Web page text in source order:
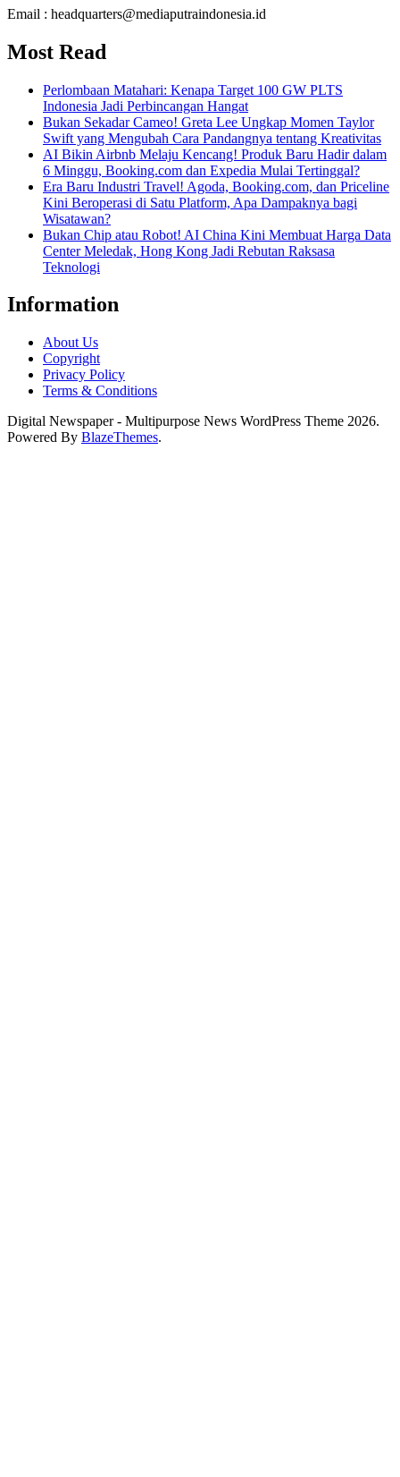
Email : headquarters@mediaputraindonesia.id
Most Read
Perlombaan Matahari: Kenapa Target 100 GW PLTS
Indonesia Jadi Perbincangan Hangat
Bukan Sekadar Cameo! Greta Lee Ungkap Momen Taylor
Swift yang Mengubah Cara Pandangnya tentang Kreativitas
AI Bikin Airbnb Melaju Kencang! Produk Baru Hadir dalam
6 Minggu, Booking.com dan Expedia Mulai Tertinggal?
Era Baru Industri Travel! Agoda, Booking.com, dan Priceline
Kini Beroperasi di Satu Platform, Apa Dampaknya bagi
Wisatawan?
Bukan Chip atau Robot! AI China Kini Membuat Harga Data
Center Meledak, Hong Kong Jadi Rebutan Raksasa
Teknologi
Information
About Us
Copyright
Privacy Policy
Terms & Conditions
Digital Newspaper - Multipurpose News WordPress Theme 2026.
Powered By BlazeThemes.